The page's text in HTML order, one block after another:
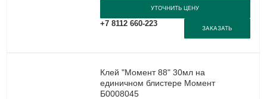
УТОЧНИТЬ ЦЕНУ
+7 8112 660-223
ЗАКАЗАТЬ
Клей "Момент 88" 30мл на
единичном блистере Момент
Б0008045